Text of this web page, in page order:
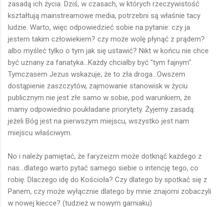
zasadą ich życia. Dziś, w czasach, w których rzeczywistość
kształtują mainstreamowe media, potrzebni są właśnie tacy
ludzie. Warto, więc odpowiedzieć sobie na pytanie: czy ja
jestem takim człowiekiem? czy może wolę płynąć z prądem?
albo myśleć tylko o tym jak się ustawić? Nikt w końcu nie chce
być uznany za fanatyka...Każdy chciałby być "tym fajnym".
Tymczasem Jezus wskazuje, że to zła droga...Owszem
dostąpienie zaszczytów, zajmowanie stanowisk w życiu
publicznym nie jest złe samo w sobie, pod warunkiem, że
mamy odpowiednio poukładane priorytety. Żyjemy zasadą:
jeżeli Bóg jest na pierwszym miejscu, wszystko jest nam
miejscu właściwym.
No i należy pamiętać, że faryzeizm może dotknąć każdego z
nas...dlatego warto pytać samego siebie o intencję tego, co
robię. Dlaczego idę do Kościoła? Czy dlatego by spotkać się z
Panem, czy może wyłącznie dlatego by mnie znajomi zobaczyli
w nowej kiecce? (tudzież w nowym garniaku)